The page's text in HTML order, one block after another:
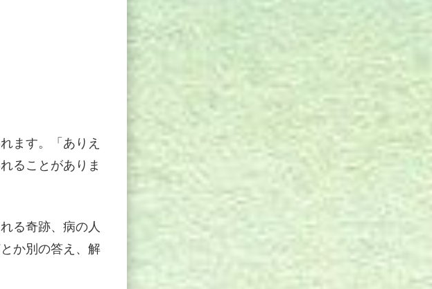
ます。「ありえ
ることがありま
る奇跡、病の人
か別の答え、解